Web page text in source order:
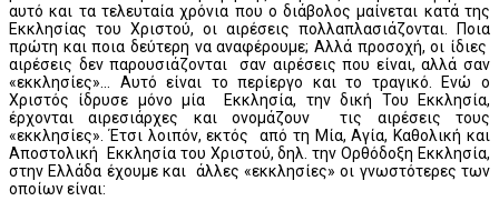
αυτό και τα τελευταία χρόνια που ο διάβολος μαίνεται κατά της
Εκκλησίας του Χριστού, οι αιρέσεις πολλαπλασιάζονται. Ποια
πρώτη και ποια δεύτερη να αναφέρουμε; Αλλά προσοχή, οι ίδιες
αιρέσεις δεν παρουσιάζονται σαν αιρέσεις που είναι, αλλά σαν
«εκκλησίες»... Αυτό είναι το περίεργο και το τραγικό. Ενώ ο
Χριστός ίδρυσε μόνο μία Εκκλησία, την δική Του Εκκλησία,
έρχονται αιρεσιάρχες και ονομάζουν τις αιρέσεις τους
«εκκλησίες». Έτσι λοιπόν, εκτός από τη Μία, Αγία, Καθολική και
Αποστολική Εκκλησία του Χριστού, δηλ. την Ορθόδοξη Εκκλησία,
στην Ελλάδα έχουμε και άλλες «εκκλησίες» οι γνωστότερες των
οποίων είναι: